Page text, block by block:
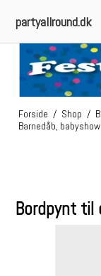
partyallround.dk
Forside / Shop /
Barnedåb,
Bordpynt til